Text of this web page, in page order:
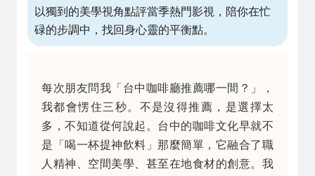
以獨到的美學視角點評當季熱門影視，陪你在忙
碌的步調中，找回身心靈的平衡點。
每次朋友問我「台中咖啡廳推薦哪一間？」，
我都會愣住三秒。不是沒得推薦，是選擇太
多，不知道從何說起。台中的咖啡文化早就不
是「喝一杯提神飲料」那麼簡單，它融合了職
人精神、空間美學、甚至在地食材的創意。我